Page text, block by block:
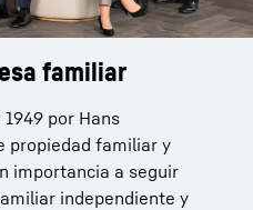
familiar
por Hans
propiedad familiar y
importancia a seguir
independiente y
productos son el
tecnología de
maquinaria de
la minería, las
a jóvenes talentos
En unas 60
y 40 estudios
escolares en su